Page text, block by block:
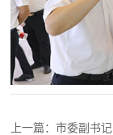
上一篇：市委副书